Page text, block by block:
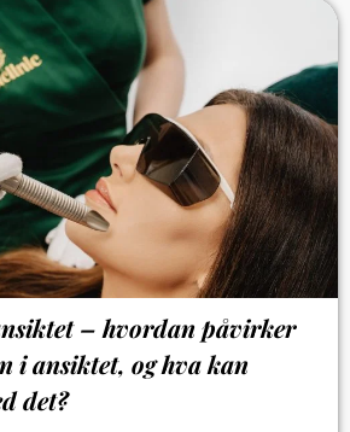
– hvordan påvirker
i ansiktet, og hva kan
det?